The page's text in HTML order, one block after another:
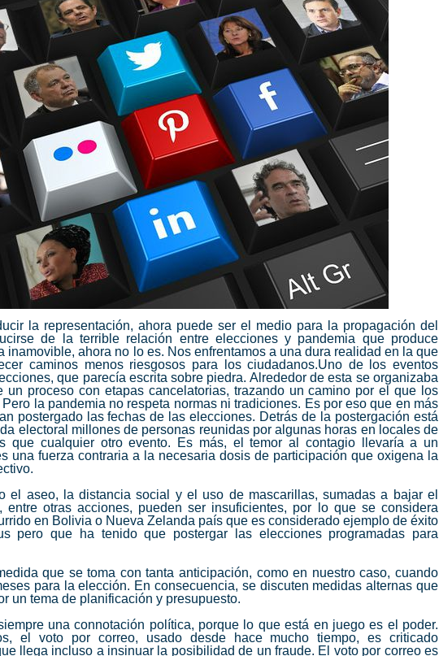
la representación, ahora puede ser el medio para la propagación del
de la terrible relación entre elecciones y pandemia que produce
inamovible, ahora no lo es. Nos enfrentamos a una dura realidad en la que
caminos menos riesgosos para los ciudadanos.Uno de los eventos
que parecía escrita sobre piedra. Alrededor de esta se organizaba
proceso con etapas cancelatorias, trazando un camino por el que los
la pandemia no respeta normas ni tradiciones. Es por eso que en más
postergado las fechas de las elecciones. Detrás de la postergación está
electoral millones de personas reunidas por algunas horas en locales de
que cualquier otro evento. Es más, el temor al contagio llevaría a un
una fuerza contraria a la necesaria dosis de participación que oxigena la
el aseo, la distancia social y el uso de mascarillas, sumadas a bajar el
entre otras acciones, pueden ser insuficientes, por lo que se considera
en Bolivia o Nueva Zelanda país que es considerado ejemplo de éxito
pero que ha tenido que postergar las elecciones programadas para
que se toma con tanta anticipación, como en nuestro caso, cuando
para la elección. En consecuencia, se discuten medidas alternas que
un tema de planificación y presupuesto.
una connotación política, porque lo que está en juego es el poder.
el voto por correo, usado desde hace mucho tiempo, es criticado
llega incluso a insinuar la posibilidad de un fraude. El voto por correo es